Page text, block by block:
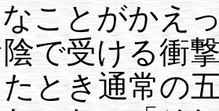
ことがかえ
で受ける衝
とき通常の